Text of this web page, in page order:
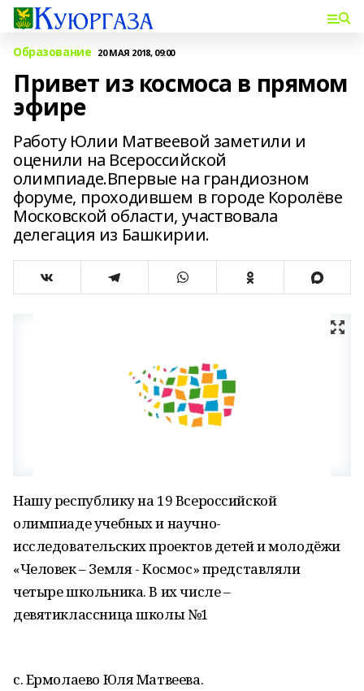
Образование 20 МАЯ 2018, 09:00
Привет из космоса в прямом
эфире
Работу Юлии Матвеевой заметили и
оценили на Всероссийской
олимпиаде.Впервые на грандиозном
форуме, проходившем в городе Королёве
Московской области, участвовала
делегация из Башкирии.
Нашу республику на 19 Всероссийской
олимпиаде учебных и научно-
исследовательских проектов детей и молодёжи
«Человек – Земля - Космос» представляли
четыре школьника. В их числе –
девятиклассница школы №1
с. Ермолаево Юля Матвеева.